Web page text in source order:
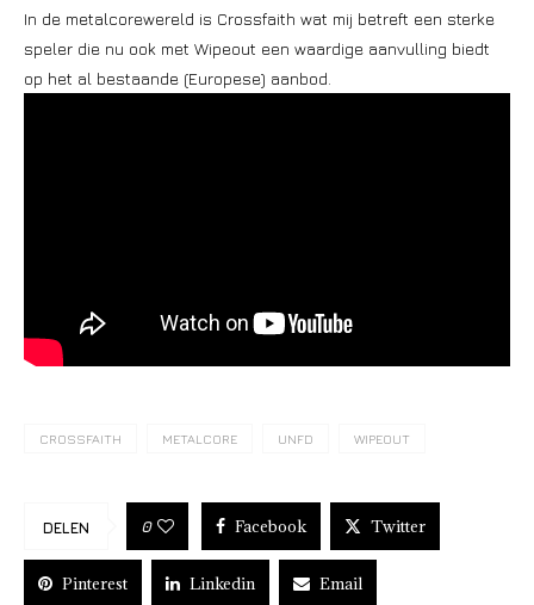
In de metalcorewereld is Crossfaith wat mij betreft een sterke
speler die nu ook met Wipeout een waardige aanvulling biedt
op het al bestaande (Europese) aanbod.
CROSSFAITH METALCORE UNFD WIPEOUT
DELEN 0 Facebook Twitter
Pinterest Linkedin Email